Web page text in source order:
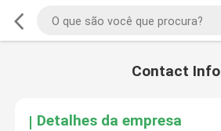
Contact Info
Detalhes da empresa